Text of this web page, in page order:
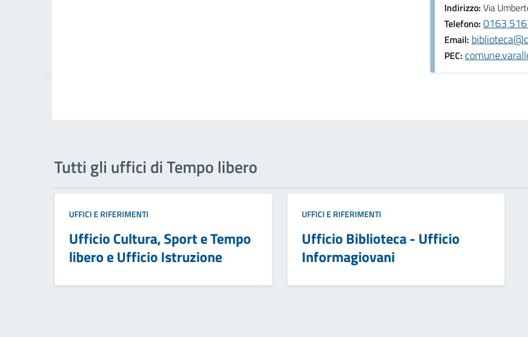
Indirizzo: Via
Telefono: 0163
Email:
PEC:
Tutti gli uffici di Tempo libero
UFFICI E RIFERIMENTI
Ufficio Cultura, Sport e Tempo
libero e Ufficio Istruzione
UFFICI E RIFERIMENTI
Ufficio Biblioteca - Ufficio
Informagiovani